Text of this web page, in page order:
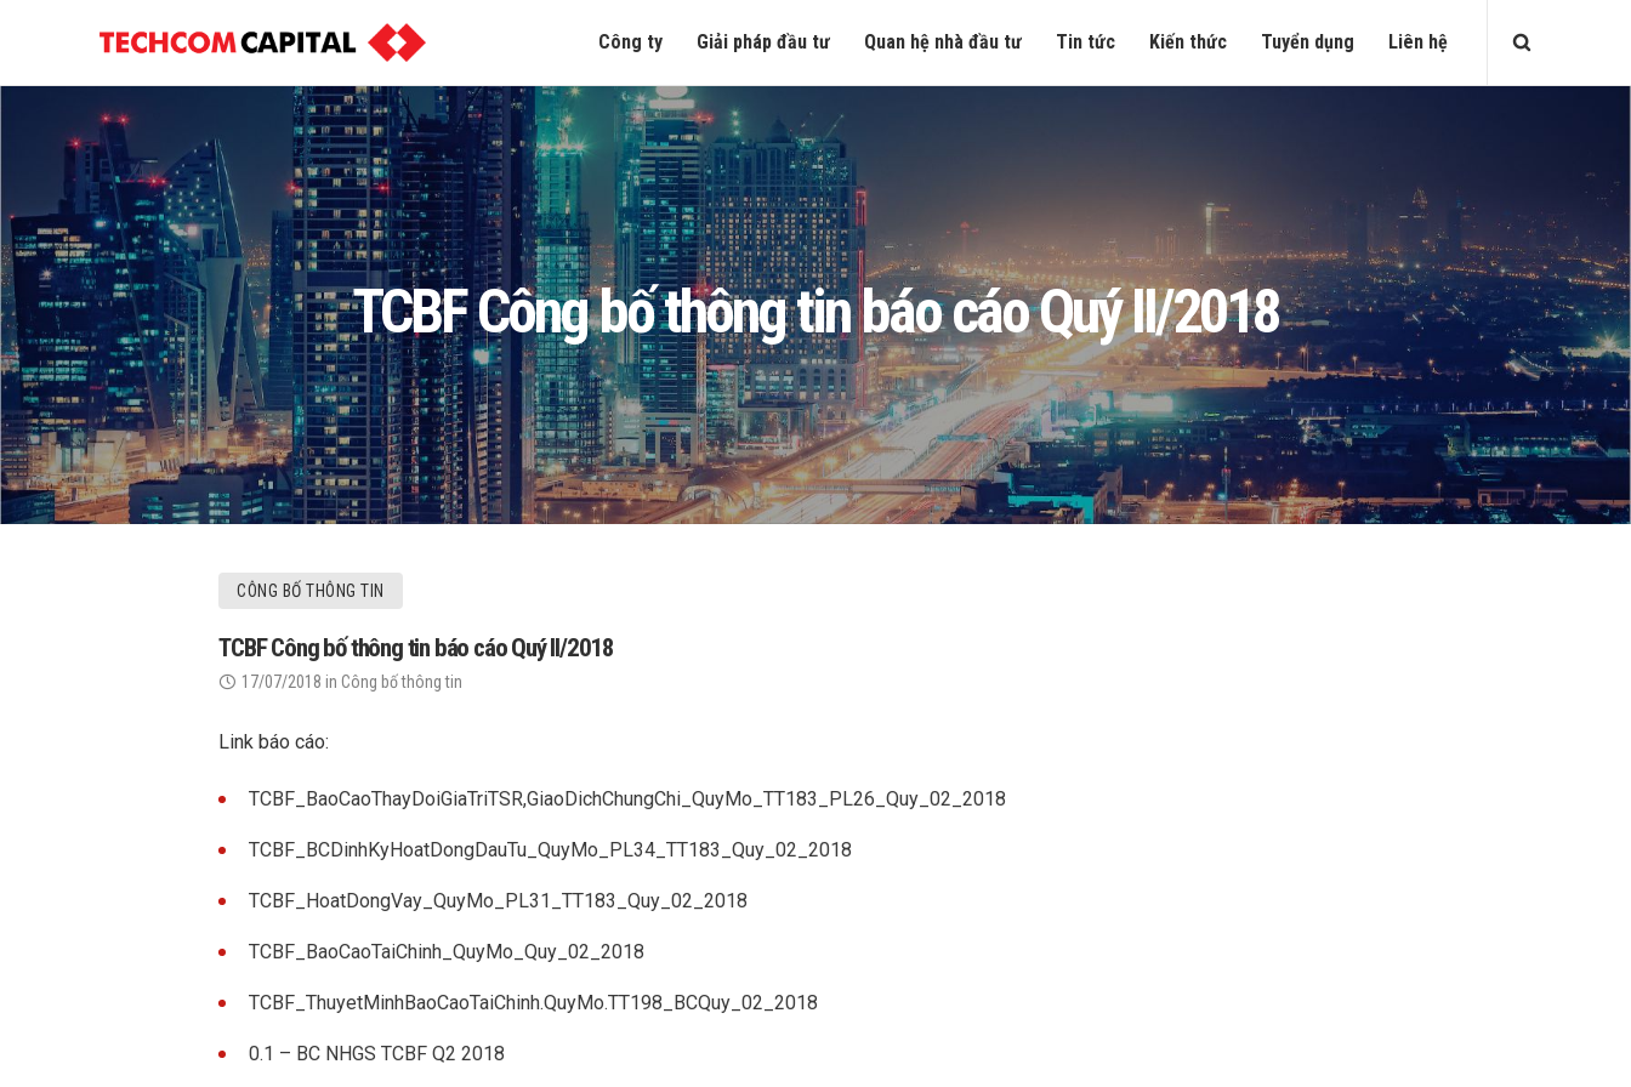
Công ty Giải pháp đầu tư Quan hệ nhà đầu tư Tin tức Kiến thức Tuyển dụng Liên hệ
TCBF Công bố thông tin báo cáo Quý II/2018
CÔNG BỐ THÔNG TIN
TCBF Công bố thông tin báo cáo Quý II/2018
17/07/2018 in Công bố thông tin
Link báo cáo:
TCBF_BaoCaoThayDoiGiaTriTSR,GiaoDichChungChi_QuyMo_TT183_PL26_Quy_02_2018
TCBF_BCDinhKyHoatDongDauTu_QuyMo_PL34_TT183_Quy_02_2018
TCBF_HoatDongVay_QuyMo_PL31_TT183_Quy_02_2018
TCBF_BaoCaoTaiChinh_QuyMo_Quy_02_2018
TCBF_ThuyetMinhBaoCaoTaiChinh.QuyMo.TT198_BCQuy_02_2018
0.1 – BC NHGS TCBF Q2 2018